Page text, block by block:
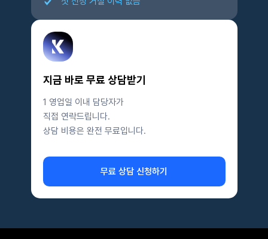
지금 바로 무료 상담받기
1 영업일 이내 담당자가
직접 연락드립니다.
상담 비용은 완전 무료입니다.
무료 상담 신청하기